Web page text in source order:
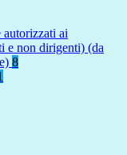
ai
e non dirigenti) (da
8